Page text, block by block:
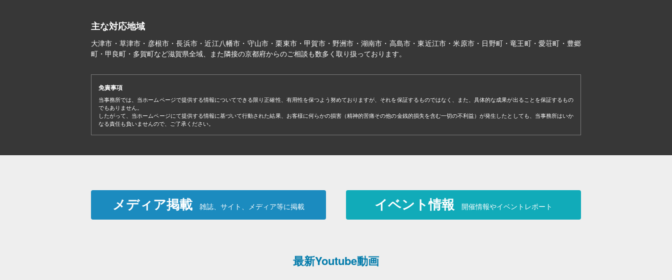
主な対応地域
大津市・草津市・彦根市・長浜市・近江八幡市・守山市・栗東市・甲賀市・野洲市・湖南市・高島市・東近江市・米原市・日野町・竜王町・愛荘町・豊郷
町・甲良町・多賀町など滋賀県全域、また隣接の京都府からのご相談も数多く取り扱っております。
免責事項
当事務所では、当ホームページで提供する情報についてできる限り正確性、有用性を保つよう努めておりますが、それを保証するものではなく、また、具体的な成果が出ることを保証するもの
でもありません。
したがって、当ホームページにて提供する情報に基づいて行動された結果、お客様に何らかの損害（精神的苦痛その他の金銭的損失を含む一切の不利益）が発生したとしても、当事務所はいか
なる責任も負いませんので、ご了承ください。
メディア掲載 雑誌、サイト、メディア等に掲載 イベント情報 開催情報やイベントレポート
最新Youtube動画